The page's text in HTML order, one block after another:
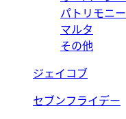
パトリモニー
マルタ
その他
ジェイコブ
セブンフライデー